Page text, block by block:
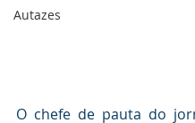
Autazes
O chefe de pauta do